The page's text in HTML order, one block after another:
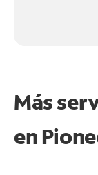
Más
en